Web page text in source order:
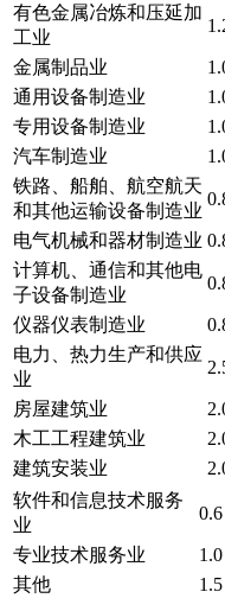
有色金属冶炼和压延加
工业
金属制品业
通用设备制造业
专用设备制造业
汽车制造业
铁路、船舶、航空航天
和其他运输设备制造业
电气机械和器材制造业
计算机、通信和其他电
子设备制造业
仪器仪表制造业
电力、热力生产和供应
业
房屋建筑业
木工工程建筑业
建筑安装业
软件和信息技术服务
业
0.6
专业技术服务业 1.0
其他
1.5